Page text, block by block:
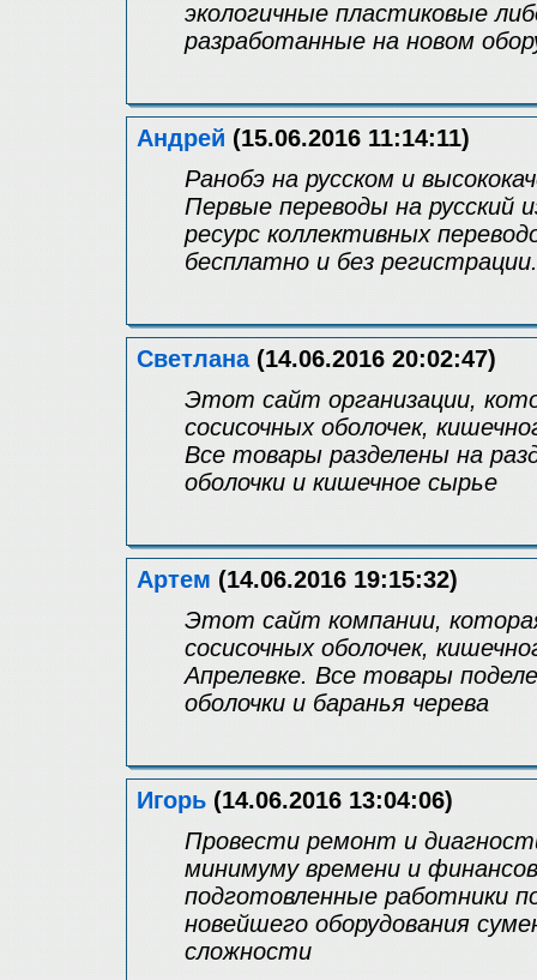
экологичные пластиковые
разработанные на новом
Андрей (15.06.2016 11:14:11)
Ранобэ на русском и
Первые переводы на русский
ресурс коллективных
бесплатно и без регистрации.
Светлана(14.06.2016 20:02:47)
Этот сайт организации,
сосисочных оболочек,
Все товары разделены на
оболочки и кишечное сырье
Артем (14.06.2016 19:15:32)
Этот сайт компании,
сосисочных оболочек,
Апрелевке. Все товары
оболочки и баранья черева
Игорь (14.06.2016 13:04:06)
Провести ремонт и
минимуму времени и
подготовленные работники
новейшего оборудования
сложности